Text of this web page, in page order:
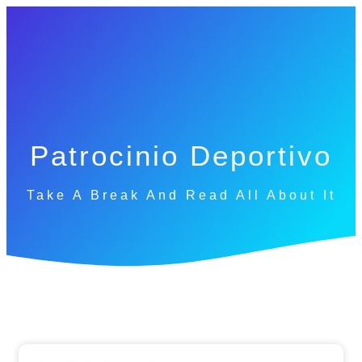
Patrocinio Deportivo
Take A Break And Read All About It